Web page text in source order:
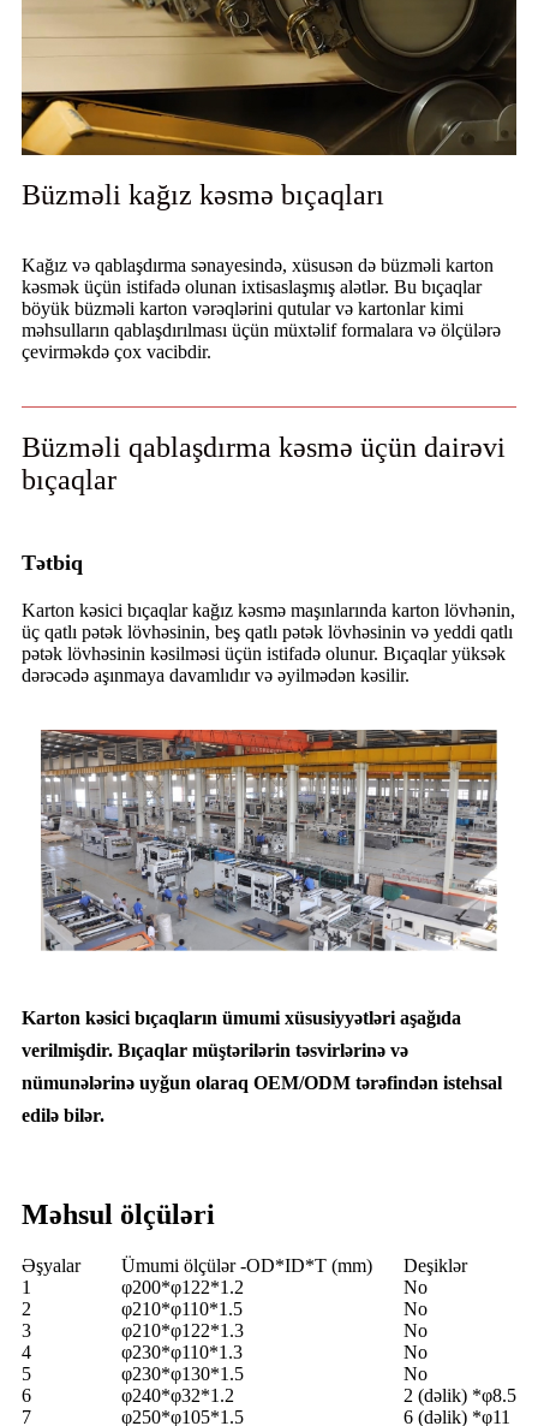
Büzməli kağız kəsmə bıçaqları
Kağız və qablaşdırma sənayesində, xüsusən də büzməli karton
kəsmək üçün istifadə olunan ixtisaslaşmış alətlər. Bu bıçaqlar
böyük büzməli karton vərəqlərini qutular və kartonlar kimi
məhsulların qablaşdırılması üçün müxtəlif formalara və ölçülərə
çevirməkdə çox vacibdir.
Büzməli qablaşdırma kəsmə üçün dairəvi
bıçaqlar
Tətbiq
Karton kəsici bıçaqlar kağız kəsmə maşınlarında karton lövhənin,
üç qatlı pətək lövhəsinin, beş qatlı pətək lövhəsinin və yeddi qatlı
pətək lövhəsinin kəsilməsi üçün istifadə olunur. Bıçaqlar yüksək
dərəcədə aşınmaya davamlıdır və əyilmədən kəsilir.
Karton kəsici bıçaqların ümumi xüsusiyyətləri aşağıda
verilmişdir. Bıçaqlar müştərilərin təsvirlərinə və
nümunələrinə uyğun olaraq OEM/ODM tərəfindən istehsal
edilə bilər.
Məhsul ölçüləri
Əşyalar Ümumi ölçülər -OD*ID*T (mm)
Deşiklər
1
φ200*φ122*1.2
No
2
φ210*φ110*1.5
No
3
φ210*φ122*1.3
No
4
φ230*φ110*1.3
No
5
φ230*φ130*1.5
No
6
φ240*φ32*1.2
2 (dəlik) *φ8.5
7
φ250*φ105*1.5
6 (dəlik) *φ11